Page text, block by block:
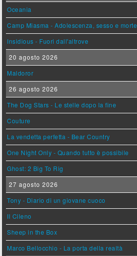
Oceania
Camp Miasma - Adolescenza, sesso e morte
Insidious - Fuori dall'altrove
20 agosto 2026
Maldoror
26 agosto 2026
The Dog Stars - Le stelle dopo la fine
Couture
La vendetta perfetta - Bear Country
One Night Only - Quando tutto è possibile
Ghost: 2 Big To Rig
27 agosto 2026
Tony - Diario di un giovane cuoco
Il Cileno
Sheep in the Box
Marco Bellocchio - La porta della realtà